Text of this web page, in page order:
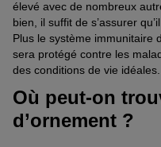
élevé avec de nombreux
bien, il suffit de s’assurer
Plus le système immunitaire
sera protégé contre les
des conditions de vie idéales.
Où peut-on
d’ornement ?